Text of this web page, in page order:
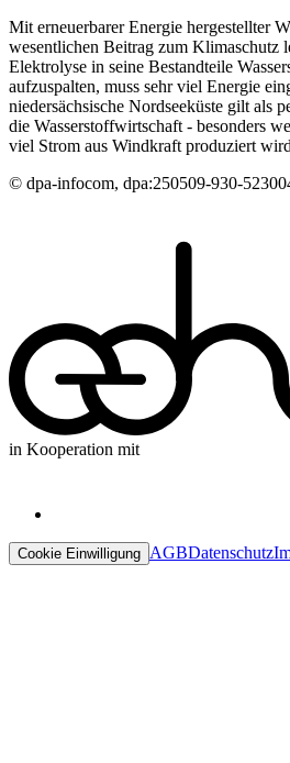
Mit erneuerbarer Energie hergestellter
wesentlichen Beitrag zum Klimaschutz
Elektrolyse in seine Bestandteile
aufzuspalten, muss sehr viel Energie
niedersächsische Nordseeküste gilt als
die Wasserstoffwirtschaft - besonders
viel Strom aus Windkraft produziert
© dpa-infocom, dpa:250509-930-
in Kooperation mit
Cookie Einwilligung AGBDatenschutz